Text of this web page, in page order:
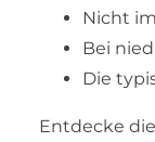
Nicht
Bei
Die
Entdecke